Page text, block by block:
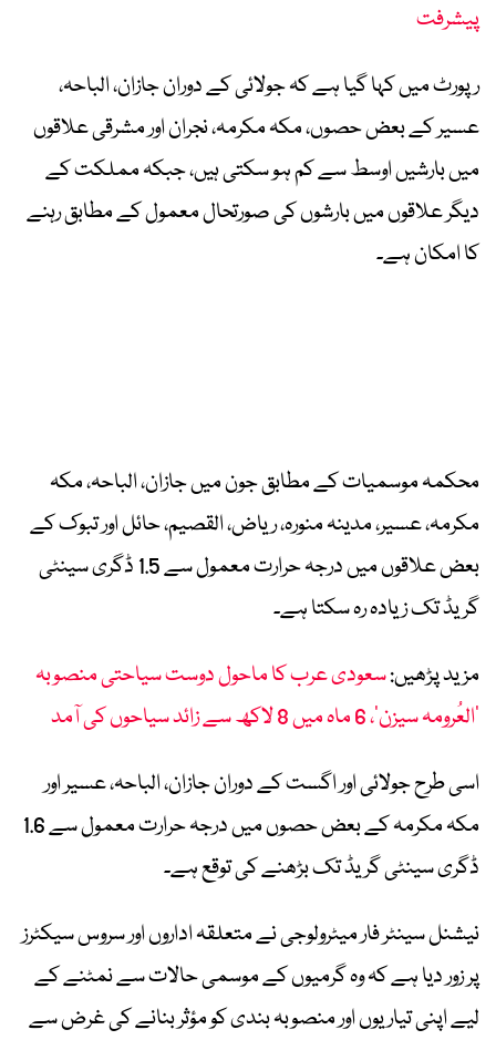
پیشرفت
رپورٹ میں کہا گیا ہے کہ جولائی کے دوران جازان، الباحہ،
عسیر کے بعض حصوں، مکہ مکرمہ، نجران اور مشرقی علاقوں
میں بارشیں اوسط سے کم ہو سکتی ہیں، جبکہ مملکت کے
دیگر علاقوں میں بارشوں کی صورتحال معمول کے مطابق رہنے
کا امکان ہے۔
محکمہ موسمیات کے مطابق جون میں جازان، الباحہ، مکہ
مکرمہ، عسیر، مدینہ منورہ، ریاض، القصیم، حائل اور تبوک کے
بعض علاقوں میں درجہ حرارت معمول سے 1.5 ڈگری سینٹی
گریڈ تک زیادہ رہ سکتا ہے۔
مزید پڑھیں:سعودی عرب کا ماحول دوست سیاحتی منصوبہ
’العُرومہ سیزن‘، 6 ماہ میں 8 لاکھ سے زائد سیاحوں کی آمد
اسی طرح جولائی اور اگست کے دوران جازان، الباحہ، عسیر اور
مکہ مکرمہ کے بعض حصوں میں درجہ حرارت معمول سے 1.6
ڈگری سینٹی گریڈ تک بڑھنے کی توقع ہے۔
نیشنل سینٹر فار میٹرولوجی نے متعلقہ اداروں اور سروس سیکٹرز
پر زور دیا ہے کہ وہ گرمیوں کے موسمی حالات سے نمٹنے کے
لیے اپنی تیاریوں اور منصوبہ بندی کو مؤثر بنانے کی غرض سے